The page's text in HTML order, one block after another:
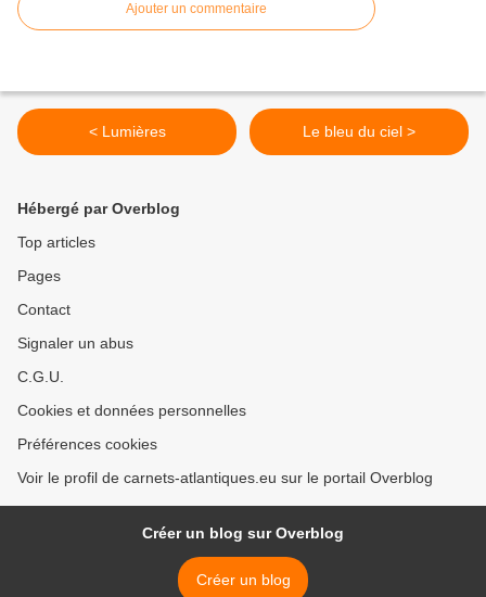
Ajouter un commentaire
< Lumières Le bleu du ciel >
Hébergé par Overblog
Top articles
Pages
Contact
Signaler un abus
C.G.U.
Cookies et données personnelles
Préférences cookies
Voir le profil de carnets-atlantiques.eu sur le portail Overblog
Créer un blog sur Overblog
Créer un blog